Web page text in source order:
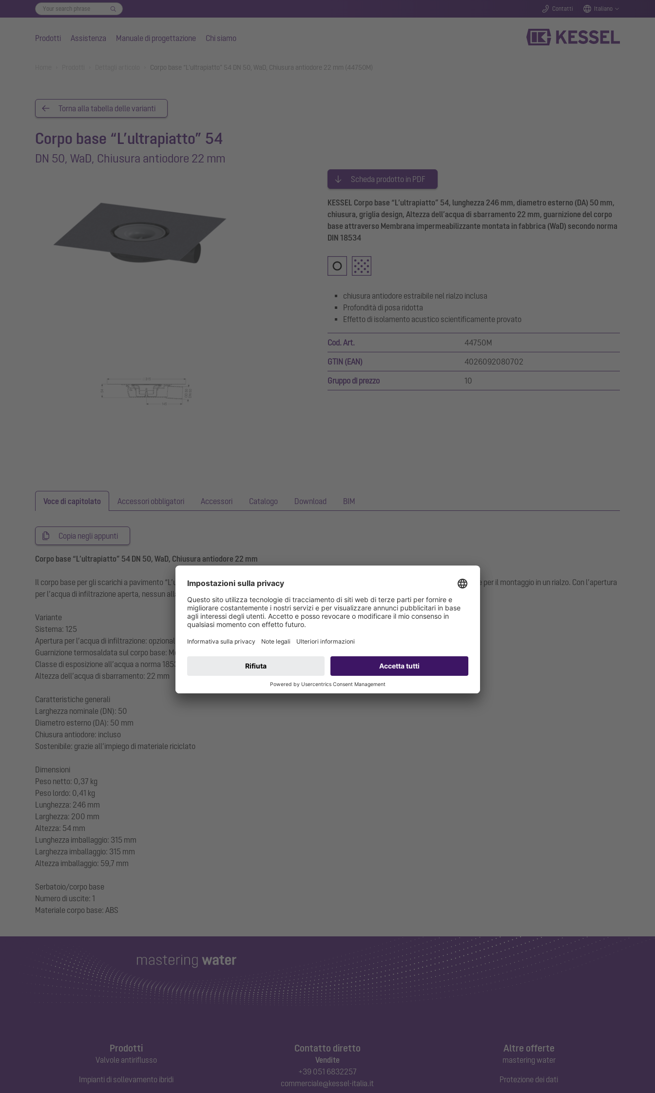
Contatti Italiano
Prodotti Assistenza Manuale di progettazione Chi siamo
Corpo base “L’ultrapiatto” 54 DN 50, WaD, Chiusura antiodore 22 mm (44750M)
Torna alla tabella delle varianti
Corpo base “L’ultrapiatto” 54
DN 50, WaD, Chiusura antiodore 22 mm
Scheda prodotto in PDF
KESSEL Corpo base “L’ultrapiatto” 54, lunghezza 246 mm, diametro esterno (DA) 50 mm,
chiusura, griglia design, Altezza dell’acqua di sbarramento 22 mm, guarnizione del corpo
base attraverso Membrana impermeabilizzante montata in fabbrica (WaD) secondo norma
DIN 18534
chiusura antiodore estraibile nel rialzo inclusa
Profondità di posa ridotta
Effetto di isolamento acustico scientificamente provato
Cod. Art. 44750M
GTIN (EAN) 4026092080702
Gruppo di prezzo 10
Voce di capitolato Accessori obbligatori Accessori Catalogo Download BIM
Copia negli appunti
Corpo base “L’ultrapiatto” 54 DN 50, WaD, Chiusura antiodore 22 mm
Il corpo base per gli scarichi a pavimento “L’ultrapiatto” 54 è realizzato in materiale plastico ed è dotato di una chiusura antiodore in dotazione per il montaggio in un rialzo. Con l’apertura
per l’acqua di infiltrazione aperta, nessun allagamento dello strato di impermeabilizzazione in caso di ristagno.
Variante
Sistema: 125
Apertura per l’acqua di infiltrazione: opzionale
Guarnizione termosaldata sul corpo base: Membrana impermeabilizzante montata in fabbrica (WaD) secondo norma DIN 18534
Classe di esposizione all’acqua a norma 18534-1 (fino al valore indicato compreso): W3-I
Altezza dell’acqua di sbarramento: 22 mm
Caratteristiche generali
Larghezza nominale (DN): 50
Diametro esterno (DA): 50 mm
Chiusura antiodore: incluso
Sostenibile: grazie all’impiego di materiale riciclato
Dimensioni
Peso netto: 0,37 kg
Peso lordo: 0,41 kg
Lunghezza: 246 mm
Larghezza: 200 mm
Altezza: 54 mm
Lunghezza imballaggio: 315 mm
Larghezza imballaggio: 315 mm
Altezza imballaggio: 59,7 mm
Serbatoio/corpo base
Numero di uscite: 1
Prodotti
Valvole antiriflusso
Impianti di sollevamento ibridi
Contatto diretto
Vendite
+39 051 6832257
commerciale@kessel-italia.it
Altre offerte
mastering water
Protezione dei dati